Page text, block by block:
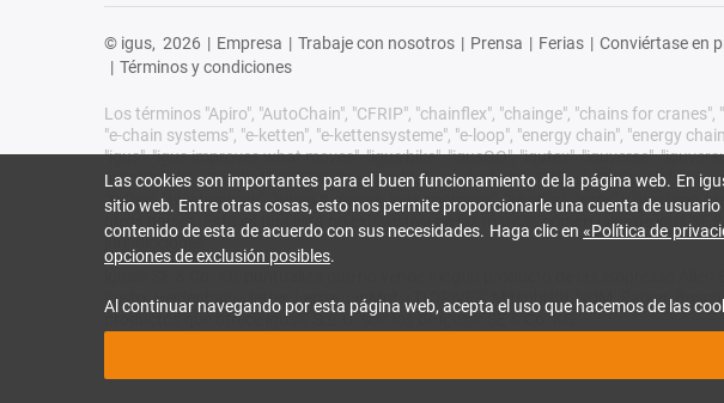
© igus, 2026 | Empresa | Trabaje con nosotros | Prensa | Ferias | Conviértase en
| Términos y condiciones
Los términos "Apiro", "AutoChain", "CFRIP", "chainflex", "chainge", "chains for
"e-chain systems", "e-ketten", "e-kettensysteme", "e-loop", "energy chain", "energy
"igus", "igus improves what moves", "igus:bike", "igusGO", "igutex", "iguverse",
"print2mold", "Rawbot", "RBTX", "readycable", "readychain", "ReBeL", "ReCyycle",
"triflex", "twisterchain", "when it moves, igus improves", "xirodur", "xiros" y "yes" son
otros países. Esta es una lista no exhaustiva de las marcas comerciales de igus SE
jurisdicciones.
Festo, Heidenhain, Jetter, Lenze, LinMot, LTi DRiVES, Mitsubishi, NUM, Parker,
productos que ofrece igus® S.L.U. son los de igus® SE & Co. KG.
Las cookies son importantes para el buen funcionamiento de la página web. En
sitio web. Entre otras cosas, esto nos permite proporcionarle una cuenta de
contenido de esta de acuerdo con sus necesidades. Haga clic en«Política de
opciones de exclusión posibles.
Al continuar navegando por esta página web, acepta el uso que hacemos de las